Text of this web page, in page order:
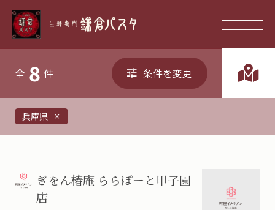
兵庫県 close
全 8 件 条件を変更
ぎをん椿庵 ららぽーと甲子園
店